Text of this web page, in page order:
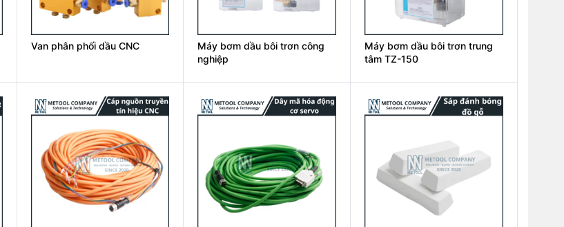
Van phân phối dầu CNC
Máy bơm dầu bôi trơn công
nghiệp
Máy bơm dầu bôi trơn trung
tâm TZ-150